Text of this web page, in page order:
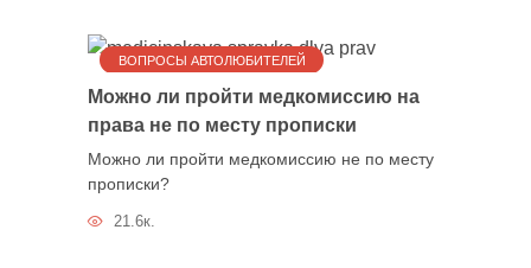
ВОПРОСЫ АВТОЛЮБИТЕЛЕЙ
Можно ли пройти медкомиссию на
права не по месту прописки
Можно ли пройти медкомиссию не по месту
прописки?
21.6к.